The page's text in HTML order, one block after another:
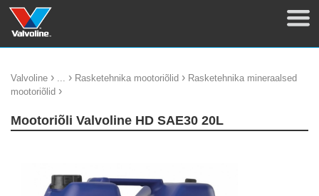
Valvoline › ... › Rasketehnika mootoriõlid › Rasketehnika mineraalsed
mootoriõlid ›
Mootoriõli Valvoline HD SAE30 20L